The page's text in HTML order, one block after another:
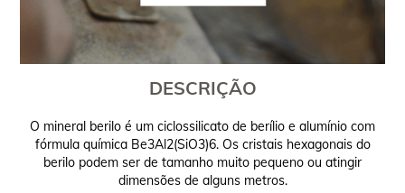
DESCRIÇÃO
O mineral berilo é um ciclossilicato de berílio e alumínio com
fórmula química Be3Al2(SiO3)6. Os cristais hexagonais do
berilo podem ser de tamanho muito pequeno ou atingir
dimensões de alguns metros.